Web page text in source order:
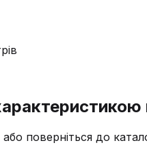
поверніться до